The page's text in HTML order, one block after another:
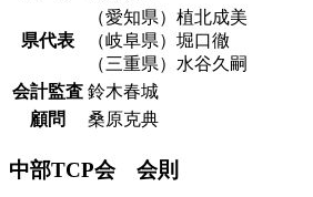
県代表
（愛知県）植北成美
（岐阜県）堀口徹
（三重県）水谷久嗣
会計監査 鈴木春城
顧問
桑原克典
中部TCP会 会則